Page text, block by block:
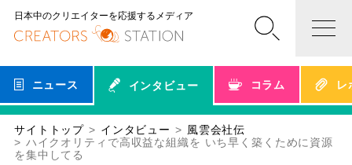
日本中のクリエイターを応援するメディア
ニュース インタビュー コラム レ
サイトトップ インタビュー
風雲会社伝
ハイクオリティで高収益な組織を いち早く築くために資源
を集中してる